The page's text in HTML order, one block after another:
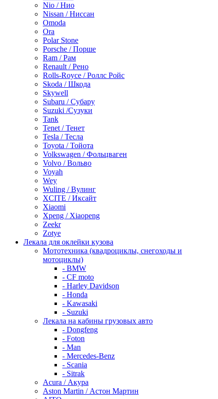
Nio / Нио
Nissan / Ниссан
Omoda
Ora
Polar Stone
Porsche / Порше
Ram / Рам
Renault / Рено
Rolls-Royce / Роллс Ройс
Skoda / Шкода
Skywell
Subaru / Субару
Suzuki /Сузуки
Tank
Tenet / Тенет
Tesla / Тесла
Toyota / Тойота
Volkswagen / Фольцваген
Volvo / Вольво
Voyah
Wey
Wuling / Вулинг
XCITE / Иксайт
Xiaomi
Xpeng / Xiaopeng
Zeekr
Zotye
Лекала для оклейки кузова
Мототехника (квадроциклы, снегоходы и
мотоциклы)
- BMW
- CF moto
- Harley Davidson
- Honda
- Kawasaki
- Suzuki
Лекала на кабины грузовых авто
- Dongfeng
- Foton
- Man
- Mercedes-Benz
- Scania
- Sitrak
Acura / Акура
Aston Martin / Астон Мартин